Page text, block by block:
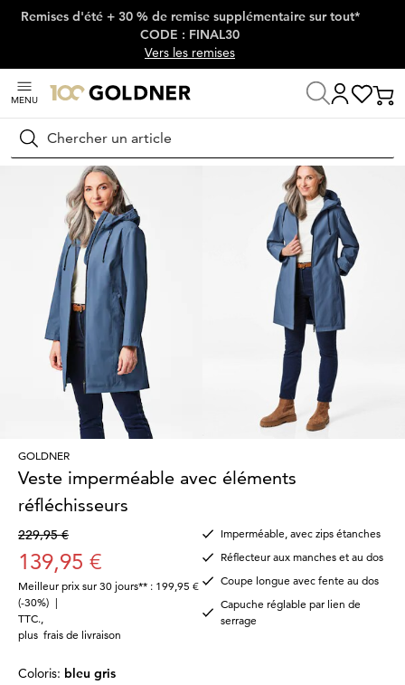
Passer la navigation, aller directement au contenu
Remises d'été + 30 % de remise supplémentaire sur tout*
CODE : FINAL30
Vers les remises
MENU
Rechercher
Maison Mode femme Vestes & blazers
GOLDNER
Veste imperméable avec éléments
réfléchisseurs
229,95 €
139,95 €
Meilleur prix sur 30 jours** : 199,95 €
(-30%) |
TTC.
plus frais de livraison
Imperméable, avec zips étanches
Réflecteur aux manches et au dos
Coupe longue avec fente au dos
Capuche réglable par lien de
serrage
Coloris: bleu gris